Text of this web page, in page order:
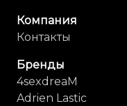
Компания
Контакты
Бренды
4sexdreaM
Adrien Lastic